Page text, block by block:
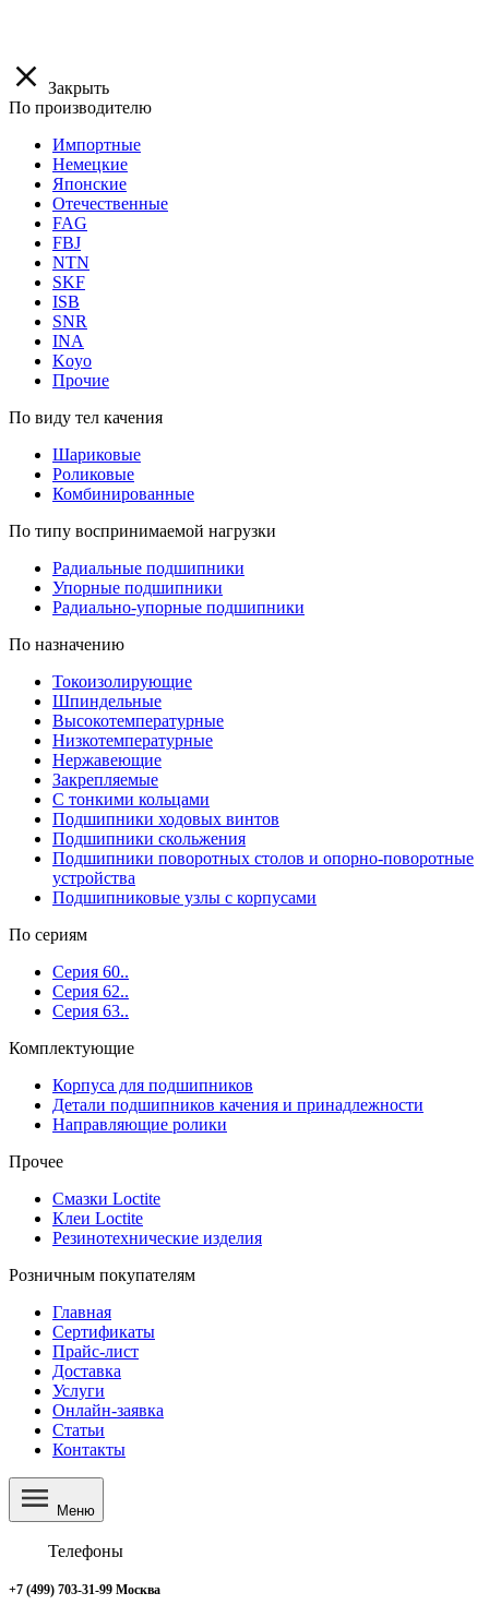
Закрыть
По производителю
Импортные
Немецкие
Японские
Отечественные
FAG
FBJ
NTN
SKF
ISB
SNR
INA
Koyo
Прочие
По виду тел качения
Шариковые
Роликовые
Комбинированные
По типу воспринимаемой нагрузки
Радиальные подшипники
Упорные подшипники
Радиально-упорные подшипники
По назначению
Токоизолирующие
Шпиндельные
Высокотемпературные
Низкотемпературные
Нержавеющие
Закрепляемые
С тонкими кольцами
Подшипники ходовых винтов
Подшипники скольжения
Подшипники поворотных столов и опорно-поворотные
устройства
Подшипниковые узлы с корпусами
По сериям
Серия 60..
Серия 62..
Серия 63..
Комплектующие
Корпуса для подшипников
Детали подшипников качения и принадлежности
Направляющие ролики
Прочее
Смазки Loctite
Клеи Loctite
Резинотехнические изделия
Розничным покупателям
Главная
Сертификаты
Прайс-лист
Доставка
Услуги
Онлайн-заявка
Статьи
Контакты
Меню
Телефоны
+7 (499) 703-31-99 Москва